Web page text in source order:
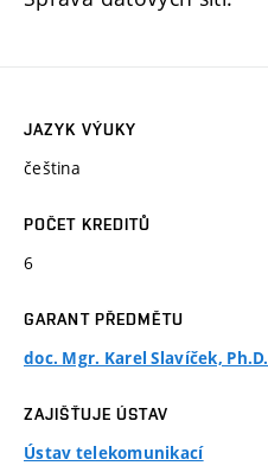
JAZYK VÝUKY
čeština
POČET KREDITŮ
6
GARANT PŘEDMĚTU
doc. Mgr. Karel Slavíček, Ph.D.
ZAJIŠŤUJE ÚSTAV
Ústav telekomunikací